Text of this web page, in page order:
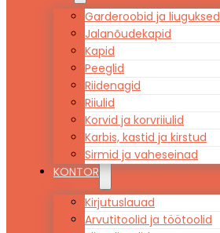
Garderoobid ja liuguksed
Jalanõudekapid
Kapid
Peeglid
Riidenagid
Riiulid
Korvid ja korvriiulid
Karbis, kastid ja kirstud
Sirmid ja vaheseinad
KONTOR
Kirjutuslauad
Arvutitoolid ja töötoolid